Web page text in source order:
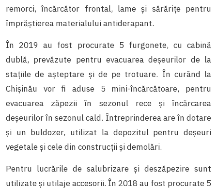
remorci, încărcător frontal, lame și sărărițe pentru
împrăștierea materialului antiderapant.
În 2019 au fost procurate 5 furgonete, cu cabină
dublă, prevăzute pentru evacuarea deșeurilor de la
stațiile de așteptare și de pe trotuare. În curând la
Chișinău vor fi aduse 5 mini-încărcătoare, pentru
evacuarea zăpezii în sezonul rece și încărcarea
deșeurilor în sezonul cald. Întreprinderea are în dotare
și un buldozer, utilizat la depozitul pentru deșeuri
vegetale și cele din construcții și demolări.
Pentru lucrările de salubrizare și deszăpezire sunt
utilizate și utilaje accesorii. În 2018 au fost procurate 5